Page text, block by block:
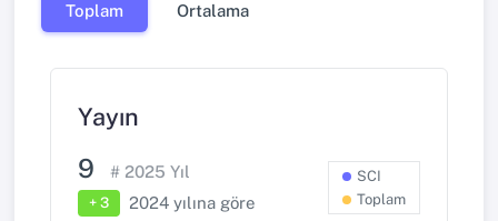
Toplam
Ortalama
Yayın
9 # 2025 Yıl
+ 3 2024 yılına göre
SCI
Toplam